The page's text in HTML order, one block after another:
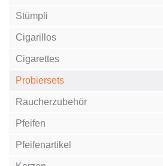
Stümpli
Cigarillos
Cigarettes
Probiersets
Raucherzubehör
Pfeifen
Pfeifenartikel